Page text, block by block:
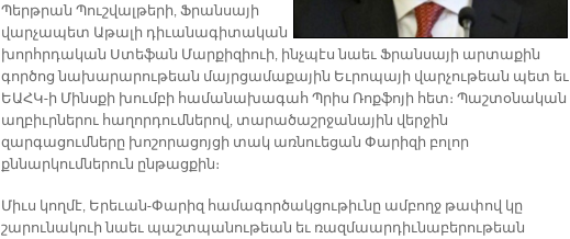
Պերթրան Պուշվալթերի, Ֆրանսայի
վարչապետ Աթալի դիւանագիտական
խորհրդական Ստեֆան Մարքիզիուի, ինչպէս նաեւ Ֆրանսայի արտաքին
գործոց նախարարութեան մայրցամաքային Եւրոպայի վարչութեան պետ եւ
ԵԱՀԿ-ի Մինսքի խումբի համանախագահ Պրիս Ռոքֆոյի հետ։ Պաշտօնական
աղբիւրներու հաղորդումներով, տարածաշրջանային վերջին
զարգացումները խոշորացոյցի տակ առնուեցան Փարիզի բոլոր
քննարկումներուն ընթացքին։
Միւս կողմէ, Երեւան-Փարիզ համագործակցութիւնը ամբողջ թափով կը
շարունակուի նաեւ պաշտպանութեան եւ ռազմաարդիւնաբերութեան